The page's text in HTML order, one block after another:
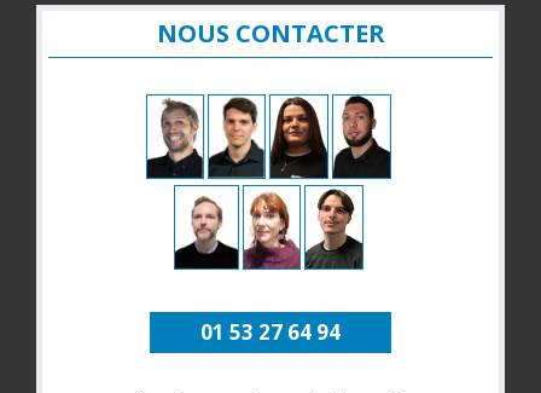
NOUS CONTACTER
01 53 27 64 94